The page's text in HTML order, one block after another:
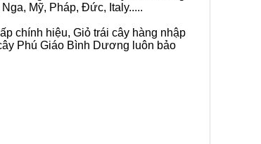
Mỹ, Pháp, Đức, Italy.....
chính hiệu, Giỏ trái cây hàng nhập
Phú Giáo Bình Dương luôn bảo